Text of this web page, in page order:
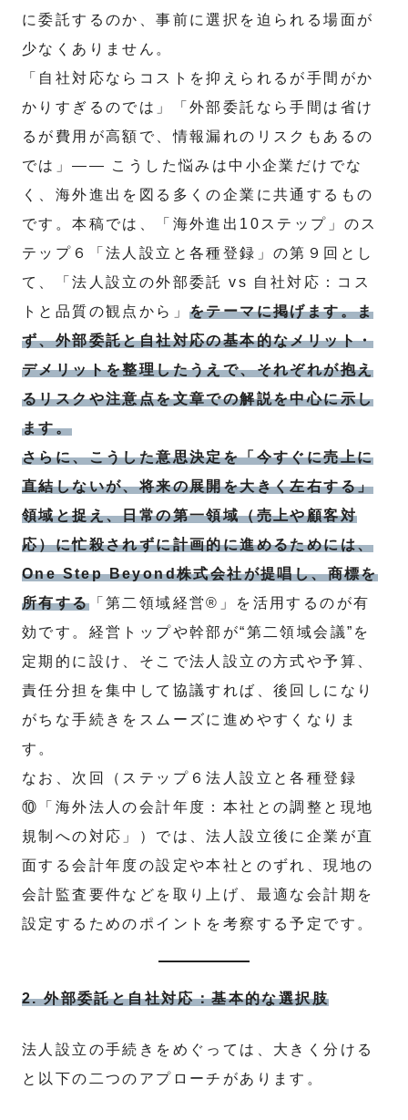
に委託するのか、事前に選択を迫られる場面が
少なくありません。
「自社対応ならコストを抑えられるが手間がか
かりすぎるのでは」「外部委託なら手間は省け
るが費用が高額で、情報漏れのリスクもあるの
では」―― こうした悩みは中小企業だけでな
く、海外進出を図る多くの企業に共通するもの
です。本稿では、「海外進出10ステップ」のス
テップ６「法人設立と各種登録」の第９回とし
て、「法人設立の外部委託 vs 自社対応：コス
トと品質の観点から」 をテーマに掲げます。ま
ず、外部委託と自社対応の基本的なメリット・
デメリットを整理したうえで、それぞれが抱え
るリスクや注意点を文章での解説を中心に示し
ます。
さらに、こうした意思決定を「今すぐに売上に
直結しないが、将来の展開を大きく左右する」
領域と捉え、日常の第一領域（売上や顧客対
応）に忙殺されずに計画的に進めるためには、
One Step Beyond株式会社が提唱し、商標を
所有する「第二領域経営®」を活用するのが有
効です。経営トップや幹部が“第二領域会議”を
定期的に設け、そこで法人設立の方式や予算、
責任分担を集中して協議すれば、後回しになり
がちな手続きをスムーズに進めやすくなりま
す。
なお、次回（ステップ６法人設立と各種登録
⑩「海外法人の会計年度：本社との調整と現地
規制への対応」）では、法人設立後に企業が直
面する会計年度の設定や本社とのずれ、現地の
会計監査要件などを取り上げ、最適な会計期を
設定するためのポイントを考察する予定です。
2. 外部委託と自社対応：基本的な選択肢
法人設立の手続きをめぐっては、大きく分ける
と以下の二つのアプローチがあります。